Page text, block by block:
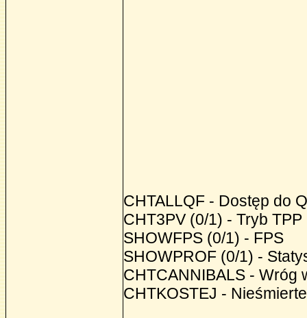
CHTALLQF - Dostęp do
CHT3PV (0/1) - Tryb TPP
SHOWFPS (0/1) - FPS
SHOWPROF (0/1) -
CHTCANNIBALS - Wróg
CHTKOSTEJ -